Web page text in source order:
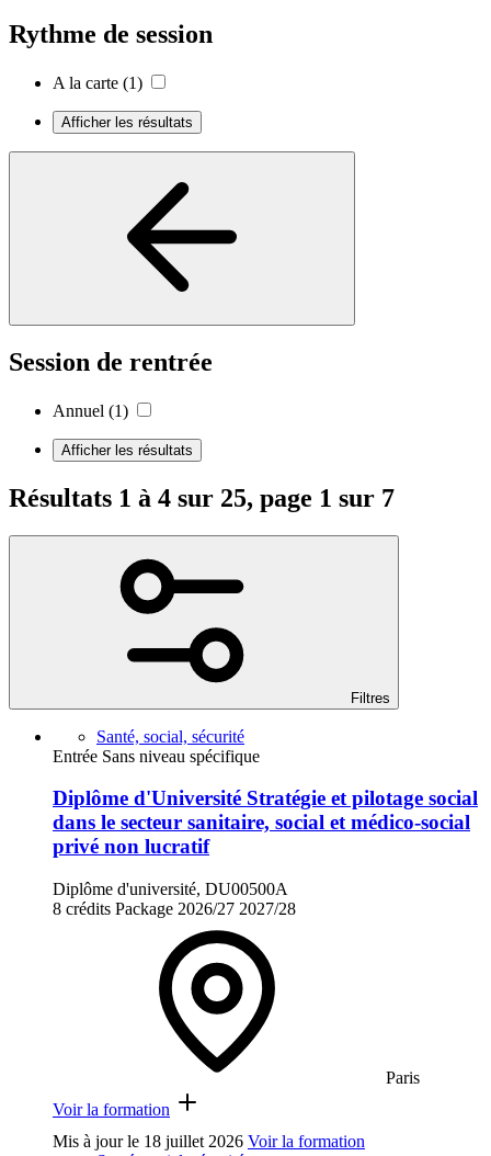
Rythme de session
A la carte (1)
Afficher les résultats
Session de rentrée
Annuel (1)
Afficher les résultats
Résultats 1 à 4 sur 25, page 1 sur 7
Filtres
Santé, social, sécurité
Entrée Sans niveau spécifique
Diplôme d'Université Stratégie et pilotage social
dans le secteur sanitaire, social et médico-social
privé non lucratif
Diplôme d'université, DU00500A
8 crédits Package 2026/27 2027/28
Paris
Voir la formation
Mis à jour le 18 juillet 2026 Voir la formation